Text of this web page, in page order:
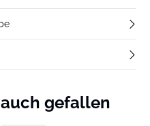
gefallen